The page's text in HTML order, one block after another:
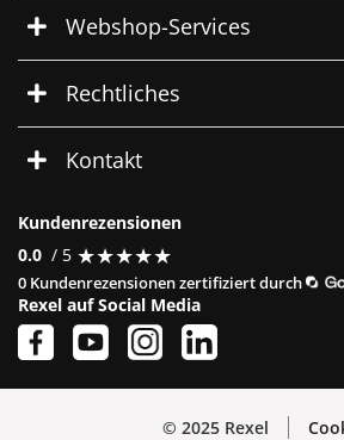
Webshop-Services
Rechtliches
Kontakt
Kundenrezensionen
0.0 / 5 ★★★★★
★★★★★
0 Kundenrezensionen zertifiziert durch
Rexel auf Social Media
© 2025 Rexel